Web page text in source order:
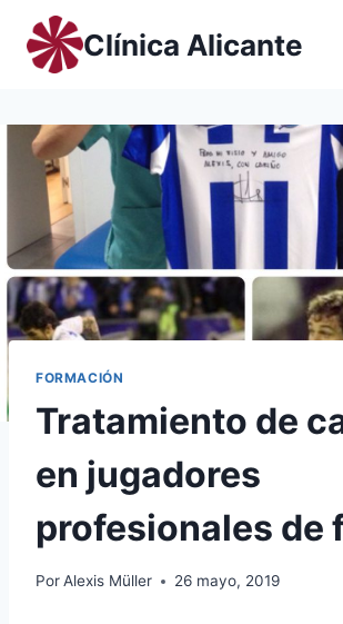
Saltar
contenido
Clínica Alicante
FORMACIÓN
Tratamiento de
en jugadores
profesionales de
PorAlexis Müller 26 mayo, 2019